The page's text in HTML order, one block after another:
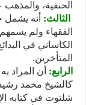
الحنفية، والمذهب
الثالث: أنه يشمل
الفقهاء ولم
الكاساني في
المتأخرين.
الرابع: أن المراد
كالشيخ محمد
شلتوت في كتابه